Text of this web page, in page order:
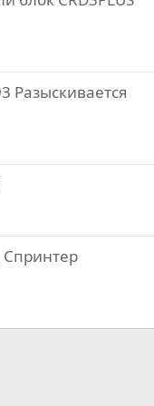
Разыскивается